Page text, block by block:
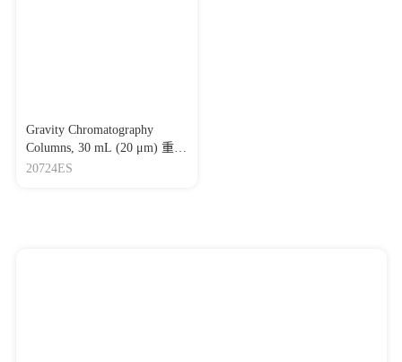
Gravity Chromatography
Columns, 30 mL (20 μm) 重力
层析空柱，30 mL（20 μm）
20724ES